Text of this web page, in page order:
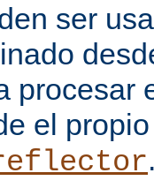
ser
procesar
el